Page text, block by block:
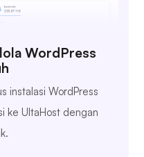
WordPress
instalasi WordPress
ke UltaHost dengan